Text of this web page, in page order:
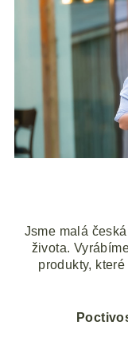
Jsme malá
života.
produkty,